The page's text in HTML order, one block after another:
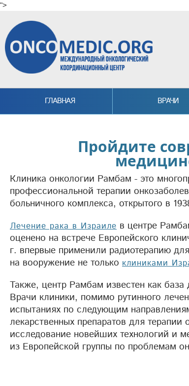
">
ГЛАВНАЯ ВРАЧИ
Пройдите
Клиника онкологии Рамбам - это
профессиональной терапии
больничного комплекса, открытого в
Лечение рака в Израиле в центре
оценено на встрече Европейского
г. впервые применили радиотерапию
на вооружение не только клиниками
Также, центр Рамбам известен как
Врачи клиники, помимо рутинного
испытаниях по следующим
лекарственных препаратов для
исследование новейших технологий и
из Европейской группы по проблемам